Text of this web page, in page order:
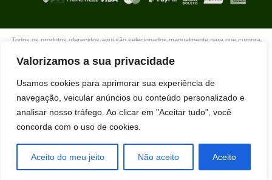
Valorizamos a sua privacidade
Usamos cookies para aprimorar sua experiência de
navegação, veicular anúncios ou conteúdo personalizado e
analisar nosso tráfego. Ao clicar em "Aceitar tudo", você
concorda com o uso de cookies.
Aceito do meu jeito Não aceito Aceito
Todos os produtos oferecidos aqui são selecionados manualmente para que cumpra
extraordinários para você que está realmente comprometido com sua mudança. Boas